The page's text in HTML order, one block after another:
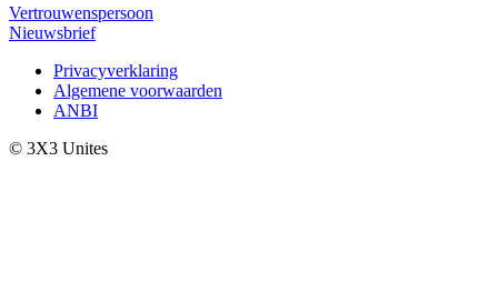
Vertrouwenspersoon
Nieuwsbrief
Privacyverklaring
Algemene voorwaarden
ANBI
© 3X3 Unites